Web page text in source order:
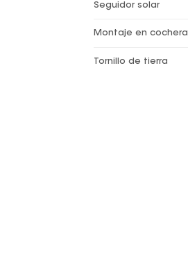
Seguidor solar
Montaje en cochera
Tornillo de tierra